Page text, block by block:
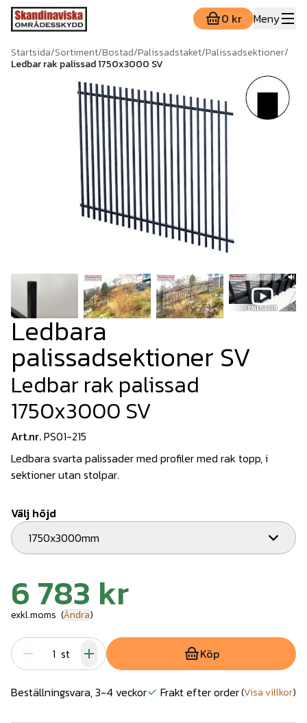
0 kr Meny
Startsida/Sortiment/Bostad/Palissadstaket/Palissadsektioner/
Ledbar rak palissad 1750x3000 SV
Ledbara
palissadsektioner SV
Ledbar rak palissad
1750x3000 SV
Art.nr.PS01-215
Ledbara svarta palissader med profiler med rak topp, i
sektioner utan stolpar.
Välj höjd
1750x3000mm
6 783 kr
exkl.moms (Ändra)
st Köp
Beställningsvara, 3-4 veckor Frakt efter order(Visa villkor)